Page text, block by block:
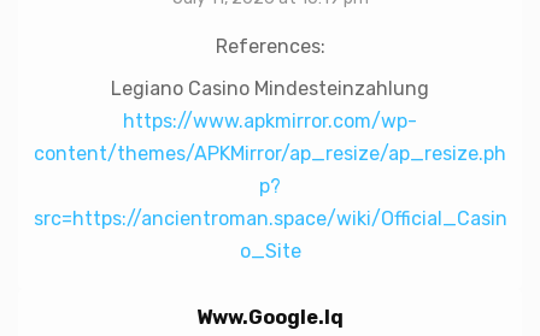
References:
Legiano Casino Mindesteinzahlung
https://www.apkmirror.com/wp-
content/themes/APKMirror/ap_resize/ap_resize.ph
p?
src=https://ancientroman.space/wiki/Official_Casin
o_Site
Www.google.iq